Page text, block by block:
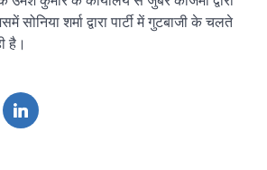
सोनिया शर्मा द्वारा पार्टी में गुटबाजी के चलते
है।